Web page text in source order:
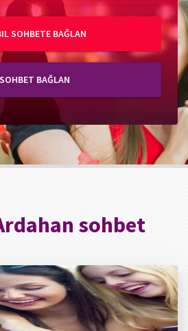
SOHBETE BAĞLAN
SOHBET BAĞLAN
sohbet